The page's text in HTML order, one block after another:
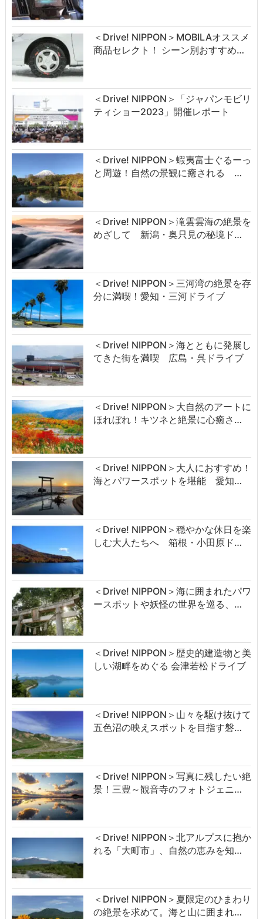
＜Drive! NIPPON＞MOBILAオススメ
商品セレクト！ シーン別おすすめ…
＜Drive! NIPPON＞「ジャパンモビリ
ティショー2023」開催レポート
＜Drive! NIPPON＞蝦夷富士ぐるーっ
と周遊！自然の景観に癒される …
＜Drive! NIPPON＞滝雲雲海の絶景を
めざして 新潟・奥只見の秘境ド…
＜Drive! NIPPON＞三河湾の絶景を存
分に満喫！愛知・三河ドライブ
＜Drive! NIPPON＞海とともに発展し
てきた街を満喫 広島・呉ドライブ
＜Drive! NIPPON＞大自然のアートに
ほれぼれ！キツネと絶景に心癒さ…
＜Drive! NIPPON＞大人におすすめ！
海とパワースポットを堪能 愛知…
＜Drive! NIPPON＞穏やかな休日を楽
しむ大人たちへ 箱根・小田原ド…
＜Drive! NIPPON＞海に囲まれたパワ
ースポットや妖怪の世界を巡る、…
＜Drive! NIPPON＞歴史的建造物と美
しい湖畔をめぐる 会津若松ドライブ
＜Drive! NIPPON＞山々を駆け抜けて
五色沼の映えスポットを目指す磐…
＜Drive! NIPPON＞写真に残したい絶
景！三豊～観音寺のフォトジェニ…
＜Drive! NIPPON＞北アルプスに抱か
れる「大町市」、自然の恵みを知…
＜Drive! NIPPON＞夏限定のひまわり
の絶景を求めて。海と山に囲まれ…